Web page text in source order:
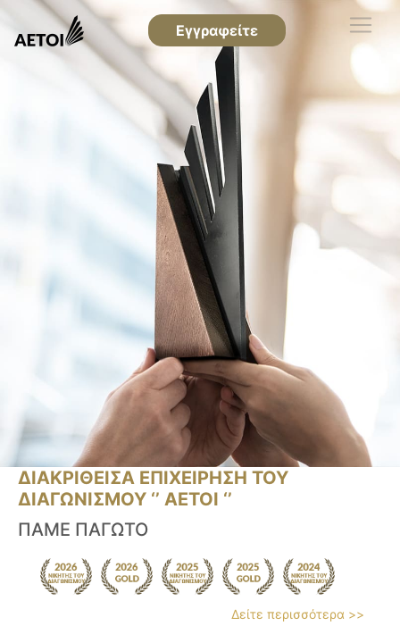
Εγγραφείτε
ΔΙΑΚΡΙΘΕΙΣΑ ΕΠΙΧΕΙΡΗΣΗ ΤΟΥ
ΔΙΑΓΩΝΙΣΜΟΥ ‘’ ΑΕΤΟΙ ‘’
ΠΑΜΕ ΠΑΓΩΤΟ
Δείτε περισσότερα >>